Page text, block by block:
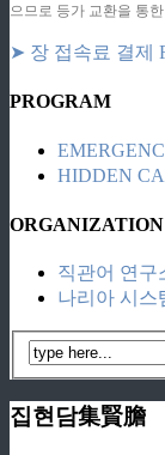
으므로 등가 교환을 통
➤ 장 접속료 결제
PROGRAM
HIDDEN
ORGANIZATION
직관어 연구
나리아 시스
집현담集賢膽